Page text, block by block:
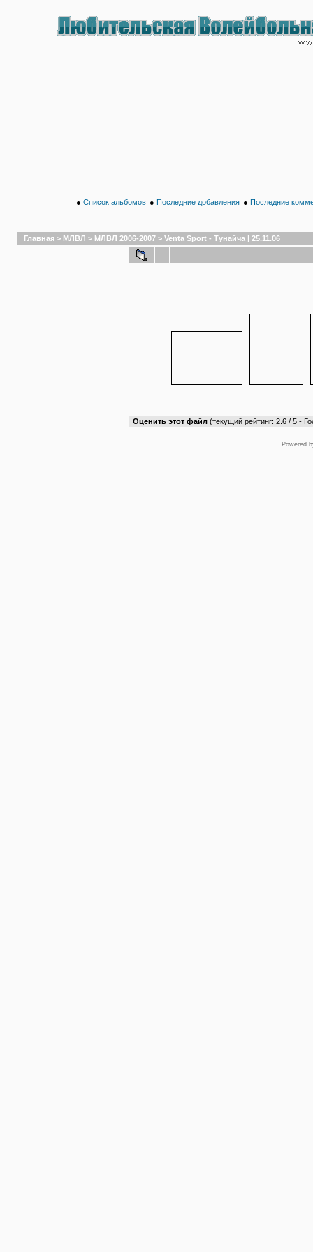
● Список альбомов ● Последние добавления ● Последние
Главная > МЛВЛ > МЛВЛ 2006-2007 > Venta Sport - Тунайча | 25.11.06
Оценить этот файл (текущий рейтинг: 2.6 / 5 -
Powered